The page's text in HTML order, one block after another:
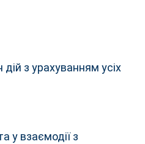
з урахуванням усіх
у взаємодії з